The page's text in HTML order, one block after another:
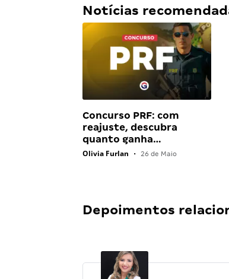
Notícias
Concurso PRF: com
reajuste, descubra
quanto ganha…
Olivia Furlan • 26 de Maio
Depoimentos